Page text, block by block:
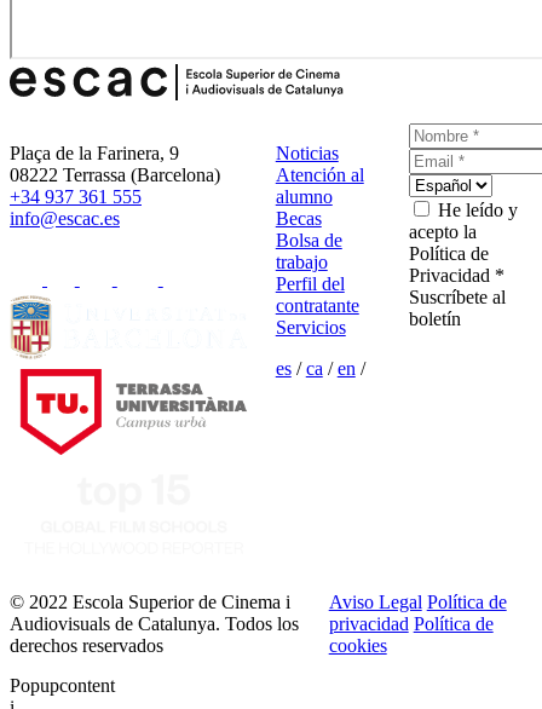
Plaça de la Farinera, 9
08222 Terrassa (Barcelona)
+34 937 361 555
info@escac.es
Noticias
Atención al
alumno
Becas
Bolsa de
trabajo
Perfil del
contratante
Servicios
es/ca /en /
He leído y
acepto la
Política de
Privacidad *
Suscríbete al
boletín
© 2022 Escola Superior de Cinema i
Audiovisuals de Catalunya. Todos los
derechos reservados
Aviso Legal Política de
privacidad Política de
cookies
Popupcontent